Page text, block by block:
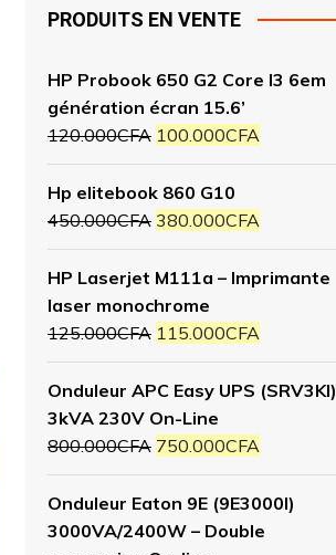
PRODUITS EN VENTE
HP Probook 650 G2 Core I3 6em
génération écran 15.6’
120.000CFA 100.000CFA
Hp elitebook 860 G10
450.000CFA 380.000CFA
HP Laserjet M111a – Imprimante
laser monochrome
125.000CFA 115.000CFA
Onduleur APC Easy UPS (SRV3KI)
3kVA 230V On-Line
800.000CFA 750.000CFA
Onduleur Eaton 9E (9E3000I)
3000VA/2400W – Double